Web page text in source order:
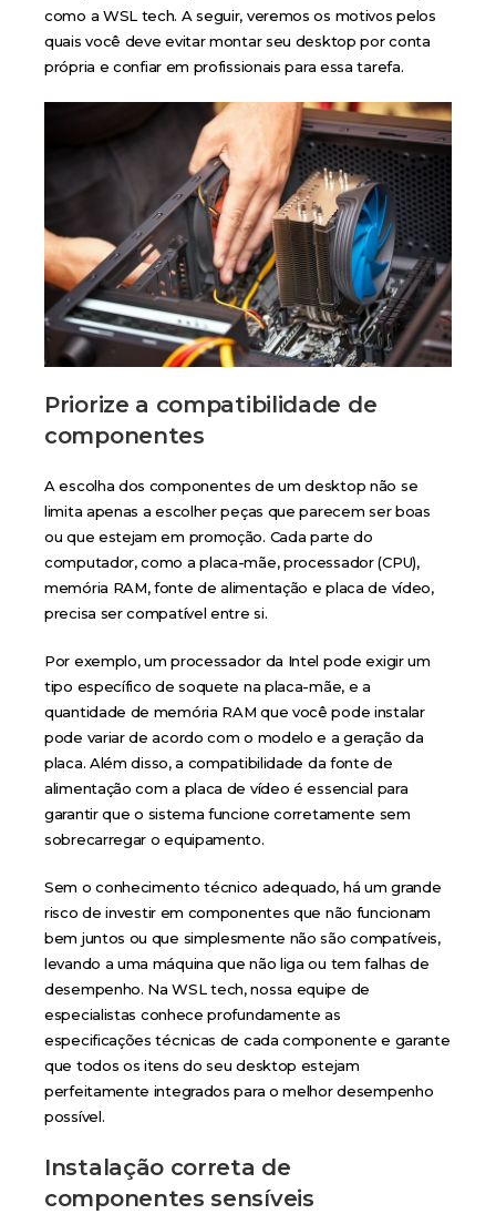
como a WSL tech. A seguir, veremos os motivos pelos
quais você deve evitar montar seu desktop por conta
própria e confiar em profissionais para essa tarefa.
Priorize a compatibilidade de
componentes
A escolha dos componentes de um desktop não se
limita apenas a escolher peças que parecem ser boas
ou que estejam em promoção. Cada parte do
computador, como a placa-mãe, processador (CPU),
memória RAM, fonte de alimentação e placa de vídeo,
precisa ser compatível entre si.
Por exemplo, um processador da Intel pode exigir um
tipo específico de soquete na placa-mãe, e a
quantidade de memória RAM que você pode instalar
pode variar de acordo com o modelo e a geração da
placa. Além disso, a compatibilidade da fonte de
alimentação com a placa de vídeo é essencial para
garantir que o sistema funcione corretamente sem
sobrecarregar o equipamento.
Sem o conhecimento técnico adequado, há um grande
risco de investir em componentes que não funcionam
bem juntos ou que simplesmente não são compatíveis,
levando a uma máquina que não liga ou tem falhas de
desempenho. Na WSL tech, nossa equipe de
especialistas conhece profundamente as
especificações técnicas de cada componente e garante
que todos os itens do seu desktop estejam
perfeitamente integrados para o melhor desempenho
possível.
Instalação correta de
componentes sensíveis